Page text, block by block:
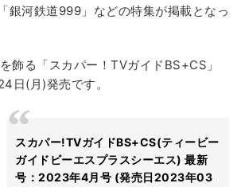
河鉄道999」などの特集が掲載となっ
飾る「スカパー！TVガイドBS+CS」
日(月)発売です。
スカパー!TVガイドBS+CS(ティービー
ガイドビーエスプラスシーエス) 最新
号：2023年4月号 (発売日2023年03